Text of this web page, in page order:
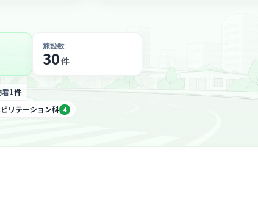
施設数
30件
看1件
リテーション科 4